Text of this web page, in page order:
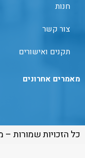
חנות
צור קשר
תקנים ואישורים
מאמרים אחרונים
כל הזכויות שמורות